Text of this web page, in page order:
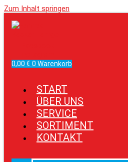
Zum Inhalt springen
0,00 € 0 Warenkorb
START
ÜBER UNS
SERVICE
SORTIMENT
KONTAKT